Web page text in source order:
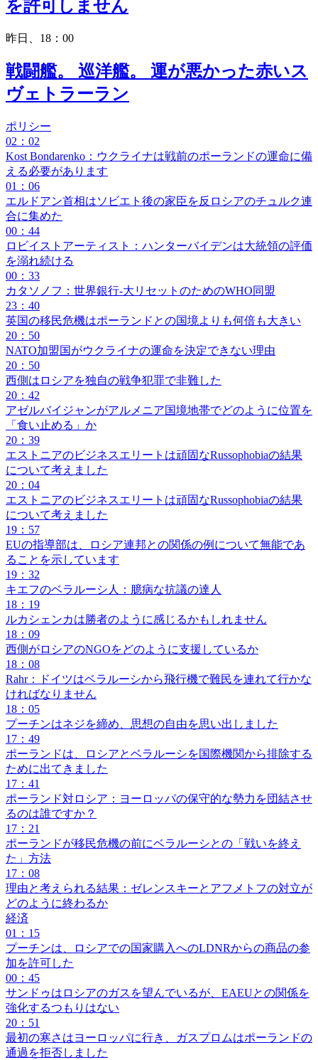
を許可しません
昨日、18：00
戦闘艦。 巡洋艦。 運が悪かった赤いス
ヴェトラーラン
ポリシー
02：02
Kost Bondarenko：ウクライナは戦前のポーランドの運命に備
える必要があります
01：06
エルドアン首相はソビエト後の家臣を反ロシアのチュルク連
合に集めた
00：44
ロビイストアーティスト：ハンターバイデンは大統領の評価
を溺れ続ける
00：33
カタソノフ：世界銀行-大リセットのためのWHO同盟
23：40
英国の移民危機はポーランドとの国境よりも何倍も大きい
20：50
NATO加盟国がウクライナの運命を決定できない理由
20：50
西側はロシアを独自の戦争犯罪で非難した
20：42
アゼルバイジャンがアルメニア国境地帯でどのように位置を
「食い止める」か
20：39
エストニアのビジネスエリートは頑固なRussophobiaの結果
について考えました
20：04
エストニアのビジネスエリートは頑固なRussophobiaの結果
について考えました
19：57
EUの指導部は、ロシア連邦との関係の例について無能であ
ることを示しています
19：32
キエフのベラルーシ人：臆病な抗議の達人
18：19
ルカシェンカは勝者のように感じるかもしれません
18：09
西側がロシアのNGOをどのように支援しているか
18：08
Rahr：ドイツはベラルーシから飛行機で難民を連れて行かな
ければなりません
18：05
プーチンはネジを締め、思想の自由を思い出しました
17：49
ポーランドは、ロシアとベラルーシを国際機関から排除する
ために出てきました
17：41
ポーランド対ロシア：ヨーロッパの保守的な勢力を団結させ
るのは誰ですか？
17：21
ポーランドが移民危機の前にベラルーシとの「戦いを終え
た」方法
17：08
理由と考えられる結果：ゼレンスキーとアフメトフの対立が
どのように終わるか
経済
01：15
プーチンは、ロシアでの国家購入へのLDNRからの商品の参
加を許可した
00：45
サンドゥはロシアのガスを望んでいるが、EAEUとの関係を
強化するつもりはない
20：51
最初の寒さはヨーロッパに行き、ガスプロムはポーランドの
通過を拒否しました